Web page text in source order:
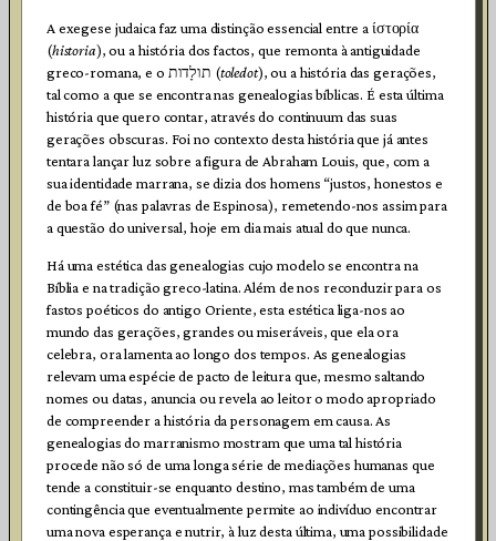
A exegese judaica faz uma distinção essencial entre a ίστορία
(historia), ou a história dos factos, que remonta à antiguidade
greco-romana, e o תולָדות (toledot), ou a história das gerações,
tal como a que se encontra nas genealogias bíblicas. É esta última
história que quero contar, através do continuum das suas
gerações obscuras. Foi no contexto desta história que já antes
tentara lançar luz sobre a figura de Abraham Louis, que, com a
sua identidade marrana, se dizia dos homens “justos, honestos e
de boa fé” (nas palavras de Espinosa), remetendo-nos assim para
a questão do universal, hoje em dia mais atual do que nunca.
Há uma estética das genealogias cujo modelo se encontra na
Bíblia e na tradição greco-latina. Além de nos reconduzir para os
fastos poéticos do antigo Oriente, esta estética liga-nos ao
mundo das gerações, grandes ou miseráveis, que ela ora
celebra, ora lamenta ao longo dos tempos. As genealogias
relevam uma espécie de pacto de leitura que, mesmo saltando
nomes ou datas, anuncia ou revela ao leitor o modo apropriado
de compreender a história da personagem em causa. As
genealogias do marranismo mostram que uma tal história
procede não só de uma longa série de mediações humanas que
tende a constituir-se enquanto destino, mas também de uma
contingência que eventualmente permite ao indivíduo encontrar
uma nova esperança e nutrir, à luz desta última, uma possibilidade